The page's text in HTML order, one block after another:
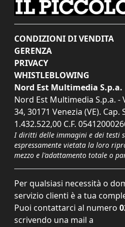
CONDIZIONI DI VENDITA
GERENZA
PRIVACY
WHISTLEBLOWING
Nord Est Multimedia S.p.a.
Nord Est Multimedia S.p.a. -
34, 30171 Venezia (VE). Cap.
1.432.522,00 C.F.
I diritti delle immagini e dei testi
espressamente vietata la loro
mezzo e l'adattamento totale o
Per qualsiasi necessità o
servizio clienti è a tua
Puoi contattarci al numero
scrivendo una mail a